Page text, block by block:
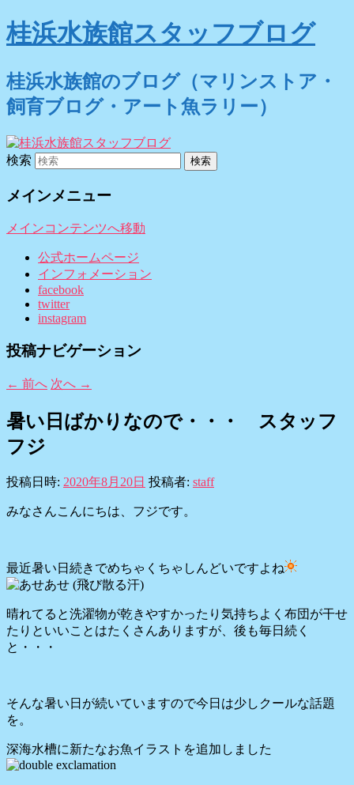
桂浜水族館スタッフブログ
桂浜水族館のブログ（マリンストア・
飼育ブログ・アート魚ラリー）
検索
メインメニュー
メインコンテンツへ移動
公式ホームページ
インフォメーション
facebook
twitter
instagram
投稿ナビゲーション
← 前へ 次へ →
暑い日ばかりなので・・・ スタッフ
フジ
投稿日時: 2020年8月20日 投稿者: staff
みなさんこんにちは、フジです。
最近暑い日続きでめちゃくちゃしんどいですよね
晴れてると洗濯物が乾きやすかったり気持ちよく布団が干せ
たりといいことはたくさんありますが、後も毎日続く
と・・・
そんな暑い日が続いていますので今日は少しクールな話題
を。
深海水槽に新たなお魚イラストを追加しました